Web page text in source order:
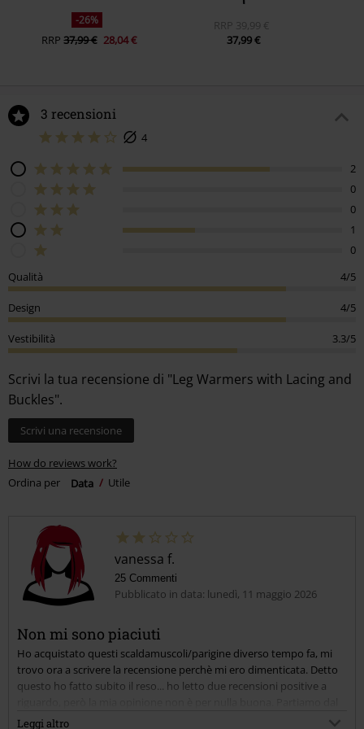
-26%
RRP 37,99 € 28,04 €
RRP 39,99 €
37,99 €
3 recensioni
4
2
0
0
1
0
Qualità
4/5
Design 4/5
Vestibilità 3.3/5
Scrivi la tua recensione di "Leg Warmers with Lacing and
Buckles".
Scrivi una recensione
How do reviews work?
Ordina per
Data Utile
vanessa f.
25 Commenti
Pubblicato in data: lunedì, 11 maggio 2026
Non mi sono piaciuti
Ho acquistato questi scaldamuscoli/parigine diverso tempo fa, mi
trovo ora a scrivere la recensione perchè mi ero dimenticata. Detto
questo ho fatto subito il reso... ho letto due recensioni positive a
presupposto che mi piaceva l'idea di questi scaldamuscoli con
Leggi altro